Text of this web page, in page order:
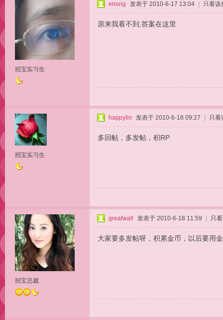
招宝实习生
enong 发表于 2010-6-17 13:04 只看该
原来我看不到,答案在这里
招宝实习生
happylin 发表于 2010-6-18 09:27 只看
多回帖，多发帖，积RP
招宝总裁
greatwall 发表于 2010-6-18 11:59 只
大家要多发帖呀，积累金币，以后要用